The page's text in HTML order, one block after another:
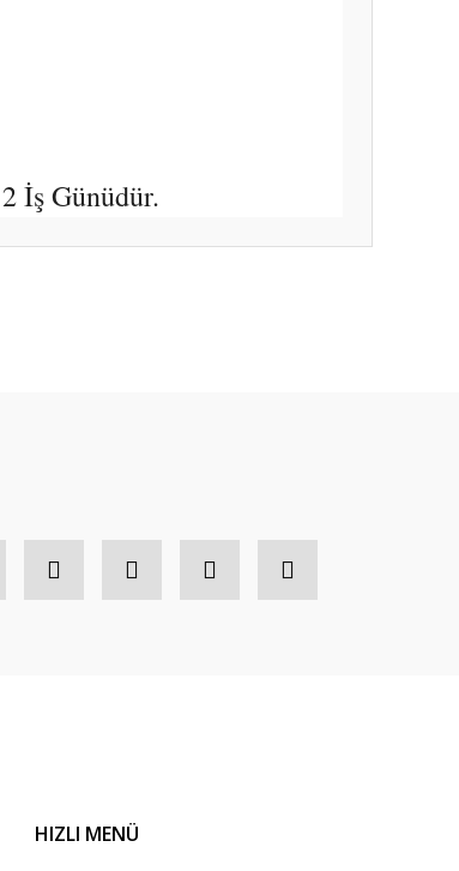
İş Günüdür.
HIZLI MENÜ